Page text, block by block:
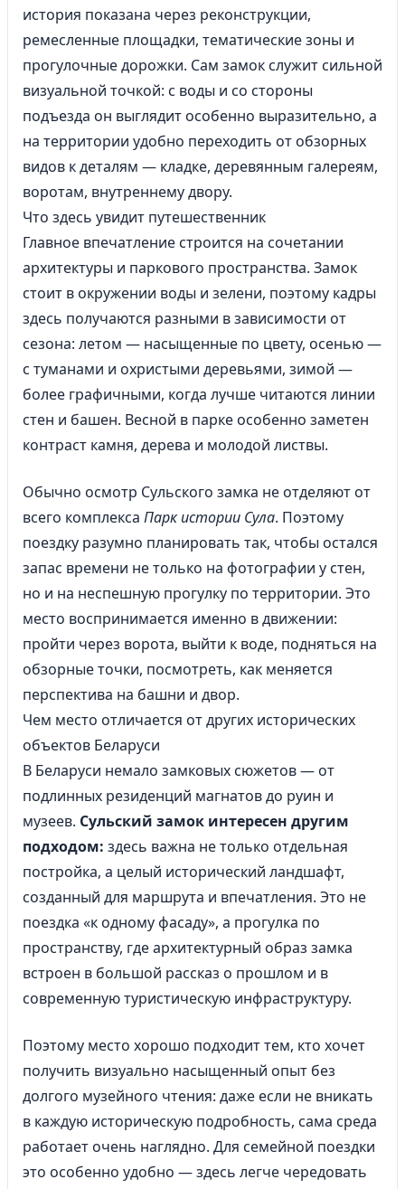
история показана через реконструкции,
ремесленные площадки, тематические зоны и
прогулочные дорожки. Сам замок служит сильной
визуальной точкой: с воды и со стороны
подъезда он выглядит особенно выразительно, а
на территории удобно переходить от обзорных
видов к деталям — кладке, деревянным галереям,
воротам, внутреннему двору.
Что здесь увидит путешественник
Главное впечатление строится на сочетании
архитектуры и паркового пространства. Замок
стоит в окружении воды и зелени, поэтому кадры
здесь получаются разными в зависимости от
сезона: летом — насыщенные по цвету, осенью —
с туманами и охристыми деревьями, зимой —
более графичными, когда лучше читаются линии
стен и башен. Весной в парке особенно заметен
контраст камня, дерева и молодой листвы.
Обычно осмотр Сульского замка не отделяют от
всего комплекса Парк истории Сула. Поэтому
поездку разумно планировать так, чтобы остался
запас времени не только на фотографии у стен,
но и на неспешную прогулку по территории. Это
место воспринимается именно в движении:
пройти через ворота, выйти к воде, подняться на
обзорные точки, посмотреть, как меняется
перспектива на башни и двор.
Чем место отличается от других исторических
объектов Беларуси
В Беларуси немало замковых сюжетов — от
подлинных резиденций магнатов до руин и
музеев. Сульский замок интересен другим
подходом: здесь важна не только отдельная
постройка, а целый исторический ландшафт,
созданный для маршрута и впечатления. Это не
поездка «к одному фасаду», а прогулка по
пространству, где архитектурный образ замка
встроен в большой рассказ о прошлом и в
современную туристическую инфраструктуру.
Поэтому место хорошо подходит тем, кто хочет
получить визуально насыщенный опыт без
долгого музейного чтения: даже если не вникать
в каждую историческую подробность, сама среда
работает очень наглядно. Для семейной поездки
это особенно удобно — здесь легче чередовать